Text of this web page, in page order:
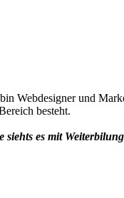
Webdesigner und
besteht.
es mit